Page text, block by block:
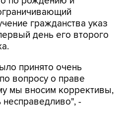
гражданства указ
день его второго
принято очень
вопросу о праве
мы вносим коррективы,
несправедливо", -